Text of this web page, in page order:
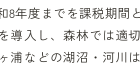
8年度までを課税期間
導入し、森林では適
浦などの湖沼・河川